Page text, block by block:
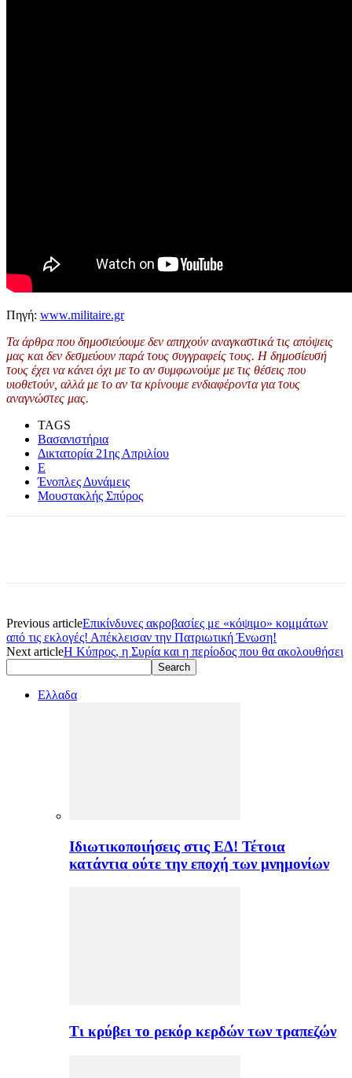
Πηγή: www.militaire.gr
Τα άρθρα που δημοσιεύουμε δεν απηχούν αναγκαστικά τις απόψεις
μας και δεν δεσμεύουν παρά τους συγγραφείς τους. Η δημοσίευσή
τους έχει να κάνει όχι με το αν συμφωνούμε με τις θέσεις που
υιοθετούν, αλλά με το αν τα κρίνουμε ενδιαφέροντα για τους
αναγνώστες μας.
TAGS
Βασανιστήρια
Δικτατορία 21ης Απριλίου
Ε
Ένοπλες Δυνάμεις
Μουστακλής Σπύρος
Previous articleΕπικίνδυνες ακροβασίες με «κόψιμο» κομμάτων
από τις εκλογές! Απέκλεισαν την Πατριωτική Ένωση!
Next articleΗ Κύπρος, η Συρία και η περίοδος που θα ακολουθήσει
Ελλαδα
Ιδιωτικοποιήσεις στις ΕΔ! Τέτοια
κατάντια ούτε την εποχή των μνημονίων
Τι κρύβει το ρεκόρ κερδών των τραπεζών